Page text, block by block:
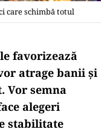
care schimbă totul
favorizează
atrage banii și
Vor semna
alegeri
stabilitate